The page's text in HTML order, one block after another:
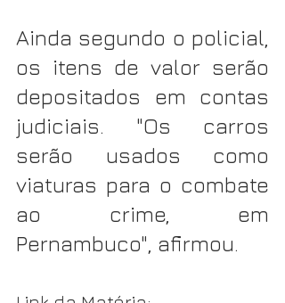
Ainda segundo o policial,
os itens de valor serão
depositados em contas
judiciais. "Os carros
serão usados como
viaturas para o combate
ao crime, em
Pernambuco", afirmou.